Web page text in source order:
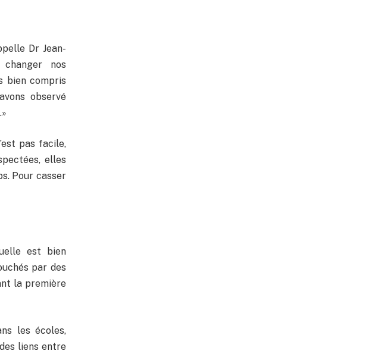
Dr Jean-
nos
bien compris
observé
pas facile,
elles
Pour casser
est bien
par des
la première
les écoles,
liens entre